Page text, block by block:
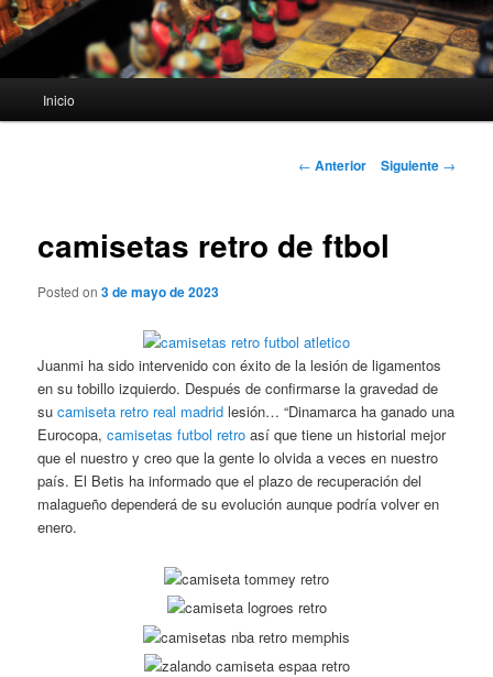
principal
Inicio
Navegación
← Anterior Siguiente →
camisetas retro de ftbol
Posted on3 de mayo de 2023
Juanmi ha sido intervenido con éxito de la lesión de ligamentos
en su tobillo izquierdo. Después de confirmarse la gravedad de
sucamiseta retro real madrid lesión… “Dinamarca ha ganado una
Eurocopa,camisetas futbol retro así que tiene un historial mejor
que el nuestro y creo que la gente lo olvida a veces en nuestro
país. El Betis ha informado que el plazo de recuperación del
malagueño dependerá de su evolución aunque podría volver en
enero.